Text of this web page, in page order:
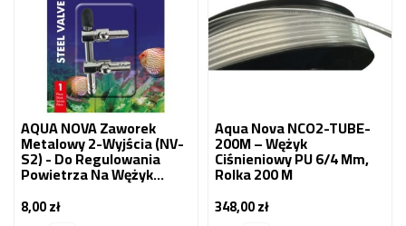
AQUA NOVA Zaworek
Metalowy 2-Wyjścia (NV-
S2) - Do Regulowania
Powietrza Na Wężyk
8,00 złCena
Aqua Nova NCO2-TUBE-
200M – Wężyk
Ciśnieniowy PU 6/4 Mm,
Rolka 200 M
348,00 złCena